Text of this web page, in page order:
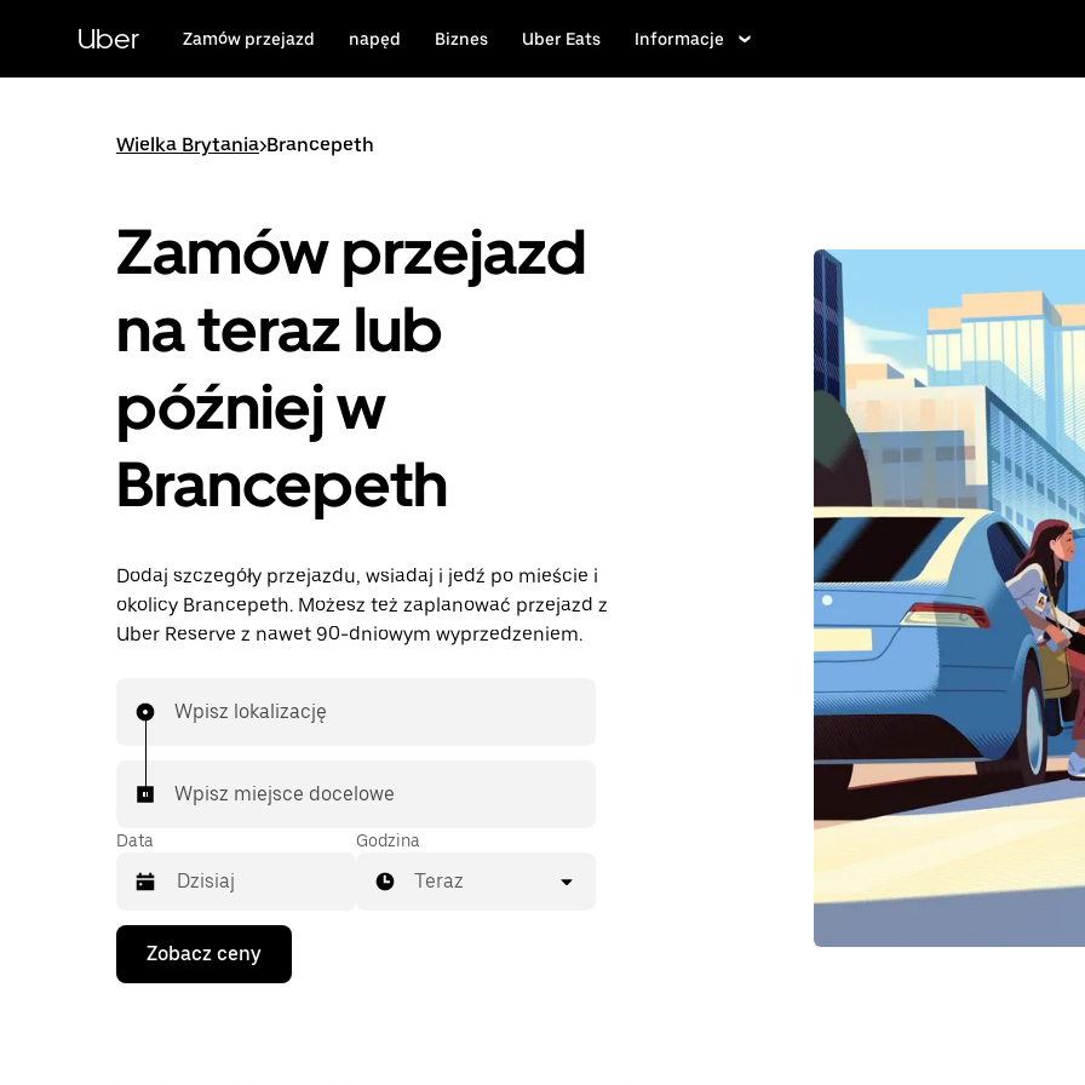
zawartości
Uber Zamów przejazd napęd Biznes Uber Eats Informacje
Wielka Brytania>Brancepeth
Zamów przejazd
na teraz lub
później w
Brancepeth
Dodaj szczegóły przejazdu, wsiadaj i jedź po mieście i
okolicy Brancepeth. Możesz też zaplanować przejazd z
Uber Reserve z nawet 90-dniowym wyprzedzeniem.
Wpisz lokalizację
Wpisz miejsce docelowe
Data
Naciśnij
klawisz
strzałki
Godzina
Teraz
Zobacz ceny